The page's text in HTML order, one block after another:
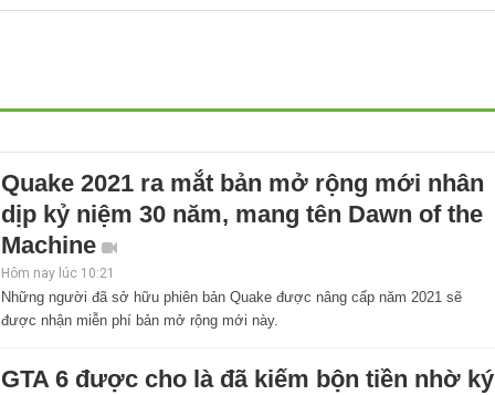
Quake 2021 ra mắt bản mở rộng mới nhân
dịp kỷ niệm 30 năm, mang tên Dawn of the
Machine
Hôm nay lúc 10:21
Những người đã sở hữu phiên bản Quake được nâng cấp năm 2021 sẽ
được nhận miễn phí bản mở rộng mới này.
GTA 6 được cho là đã kiếm bộn tiền nhờ ký